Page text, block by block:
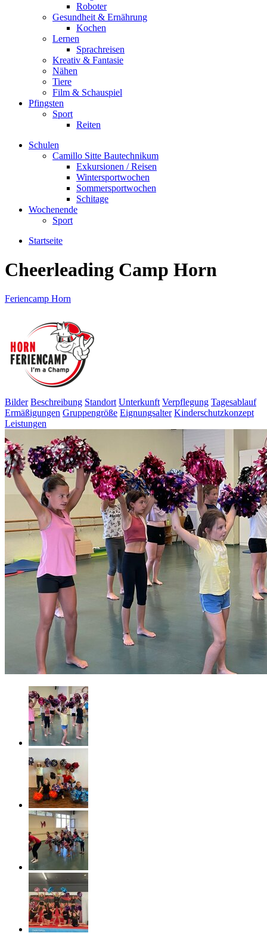
Roboter
Gesundheit & Ernährung
Kochen
Lernen
Sprachreisen
Kreativ & Fantasie
Nähen
Tiere
Film & Schauspiel
Pfingsten
Sport
Reiten
Schulen
Camillo Sitte Bautechnikum
Exkursionen / Reisen
Wintersportwochen
Sommersportwochen
Schitage
Wochenende
Sport
Startseite
Cheerleading Camp Horn
Feriencamp Horn
Bilder Beschreibung Standort Unterkunft Verpflegung Tagesablauf
Ermäßigungen Gruppengröße Eignungsalter Kinderschutzkonzept
Leistungen